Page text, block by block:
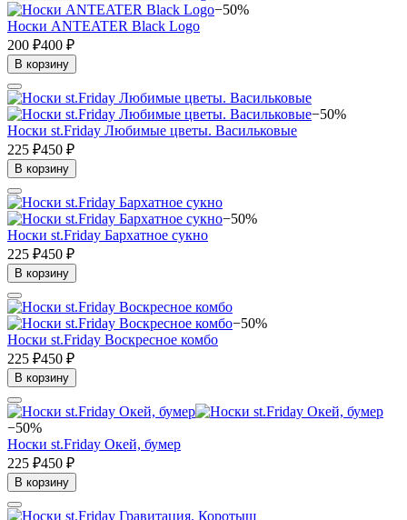
−50%
Носки ANTEATER Black Logo
200 ₽400 ₽
В корзину
−50%
Носки st.Friday Любимые цветы. Васильковые
225 ₽450 ₽
В корзину
−50%
Носки st.Friday Бархатное сукно
225 ₽450 ₽
В корзину
−50%
Носки st.Friday Воскресное комбо
225 ₽450 ₽
В корзину
−50%
Носки st.Friday Окей, бумер
225 ₽450 ₽
В корзину